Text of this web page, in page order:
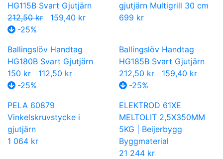
HG115B Svart Gjutjärn
212,50 kr 159,40 kr
-25%
gjutjärn Multigrill 30 cm
699 kr
Ballingslöv Handtag
HG180B Svart Gjutjärn
150 kr 112,50 kr
-25%
Ballingslöv Handtag
HG185B Svart Gjutjärn
212,50 kr 159,40 kr
-25%
PELA 60879
Vinkelskruvstycke i
gjutjärn
1 064 kr
ELEKTROD 61XE
MELTOLIT 2,5X350MM
5KG | Beijerbygg
Byggmaterial
21 244 kr